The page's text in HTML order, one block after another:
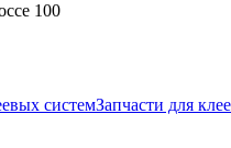
100
системЗапчасти для